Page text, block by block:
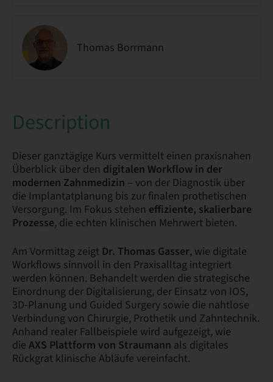
Thomas Borrmann
Description
Dieser ganztägige Kurs vermittelt einen praxisnahen
Überblick über den digitalen Workflow in der
modernen Zahnmedizin – von der Diagnostik über
die Implantatplanung bis zur finalen prothetischen
Versorgung. Im Fokus stehen effiziente, skalierbare
Prozesse, die echten klinischen Mehrwert bieten.
Am Vormittag zeigt Dr. Thomas Gasser, wie digitale
Workflows sinnvoll in den Praxisalltag integriert
werden können. Behandelt werden die strategische
Einordnung der Digitalisierung, der Einsatz von IOS,
3D-Planung und Guided Surgery sowie die nahtlose
Verbindung von Chirurgie, Prothetik und Zahntechnik.
Anhand realer Fallbeispiele wird aufgezeigt, wie
die AXS Plattform von Straumann als digitales
Rückgrat klinische Abläufe vereinfacht.